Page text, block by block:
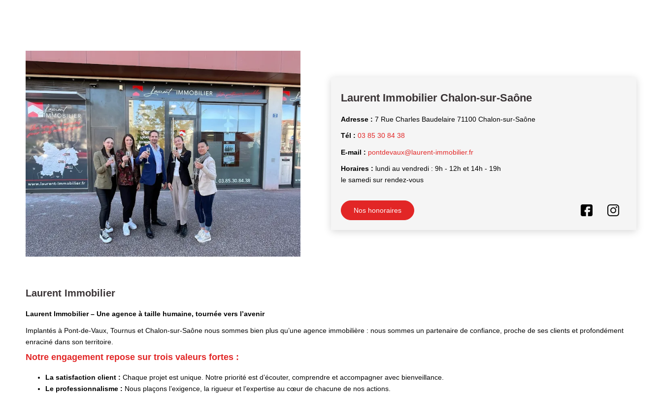
Laurent Immobilier Chalon-sur-Saône
Adresse : 7 Rue Charles Baudelaire 71100 Chalon-sur-Saône
Tél : 03 85 30 84 38
E-mail : pontdevaux@laurent-immobilier.fr
Horaires : lundi au vendredi : 9h - 12h et 14h - 19h
le samedi sur rendez-vous
Nos honoraires
Laurent Immobilier
Laurent Immobilier – Une agence à taille humaine, tournée vers l’avenir
Implantés à Pont-de-Vaux, Tournus et Chalon-sur-Saône nous sommes bien plus qu’une agence immobilière : nous sommes un partenaire de confiance, proche de ses clients et profondément
enraciné dans son territoire.
Notre engagement repose sur trois valeurs fortes :
La satisfaction client : Chaque projet est unique. Notre priorité est d’écouter, comprendre et accompagner avec bienveillance.
Le professionnalisme : Nous plaçons l’exigence, la rigueur et l’expertise au cœur de chacune de nos actions.